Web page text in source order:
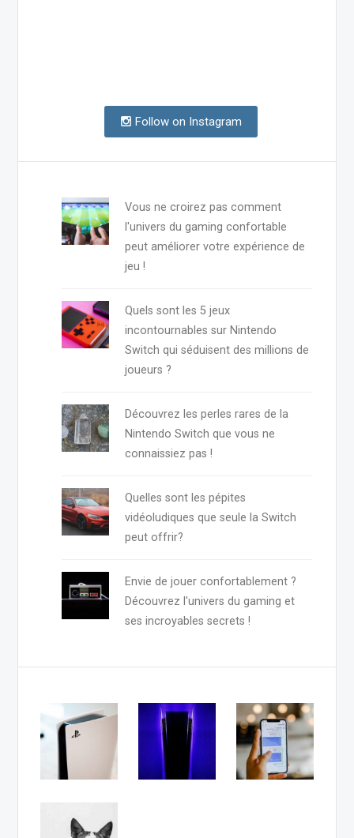
Follow on Instagram
Vous ne croirez pas comment
l'univers du gaming confortable
peut améliorer votre expérience de
jeu !
Quels sont les 5 jeux
incontournables sur Nintendo
Switch qui séduisent des millions de
joueurs ?
Découvrez les perles rares de la
Nintendo Switch que vous ne
connaissiez pas !
Quelles sont les pépites
vidéoludiques que seule la Switch
peut offrir?
Envie de jouer confortablement ?
Découvrez l'univers du gaming et
ses incroyables secrets !